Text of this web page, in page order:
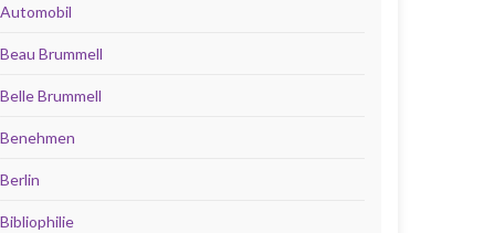
Automobil
Beau Brummell
Belle Brummell
Benehmen
Berlin
Bibliophilie